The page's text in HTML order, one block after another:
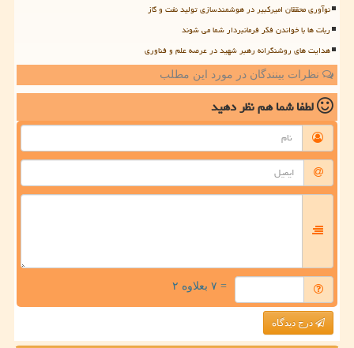
نوآوری محققان امیرکبیر در هوشمندسازی تولید نفت و گاز
ربات ها با خواندن فکر فرمانبردار شما می شوند
هدایت های روشنگرانه رهبر شهید در عرصه علم و فناوری
نظرات بینندگان در مورد این مطلب
لطفا شما همنظر دهید
= ۷ بعلاوه ۲
درج دیدگاه